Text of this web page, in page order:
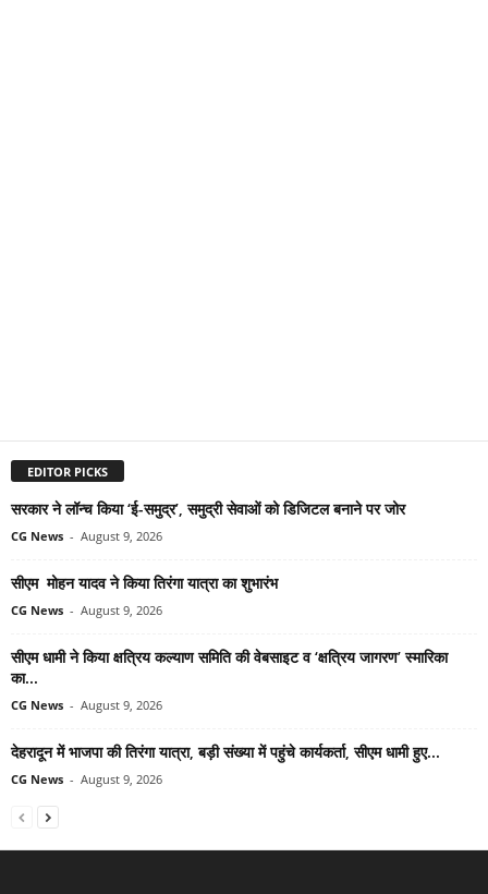
EDITOR PICKS
सरकार ने लॉन्च किया ‘ई-समुद्र’, समुद्री सेवाओं को डिजिटल बनाने पर जोर
CG News - August 9, 2026
सीएम मोहन यादव ने किया तिरंगा यात्रा का शुभारंभ
CG News - August 9, 2026
सीएम धामी ने किया क्षत्रिय कल्याण समिति की वेबसाइट व ‘क्षत्रिय जागरण’ स्मारिका
का...
CG News - August 9, 2026
देहरादून में भाजपा की तिरंगा यात्रा, बड़ी संख्या में पहुंचे कार्यकर्ता, सीएम धामी हुए...
CG News - August 9, 2026